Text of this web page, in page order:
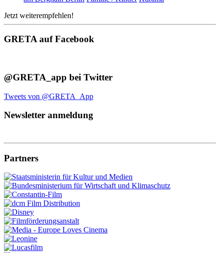
Jetzt weiterempfehlen!
GRETA auf Facebook
@GRETA_app bei Twitter
Tweets von @GRETA_App
Newsletter anmeldung
Partners